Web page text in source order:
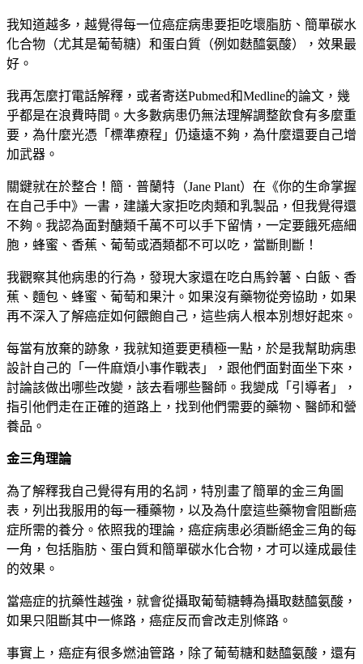
我知道越多，越覺得每一位癌症病患要拒吃壞脂肪、簡單碳水
化合物（尤其是葡萄糖）和蛋白質（例如麩醯氨酸），效果最
好。
我再怎麼打電話解釋，或者寄送Pubmed和Medline的論文，幾
乎都是在浪費時間。大多數病患仍無法理解調整飲食有多麼重
要，為什麼光憑「標準療程」仍遠遠不夠，為什麼還要自己增
加武器。
關鍵就在於整合！簡．普蘭特（Jane Plant）在《你的生命掌握
在自己手中》一書，建議大家拒吃肉類和乳製品，但我覺得還
不夠。我認為面對醣類千萬不可以手下留情，一定要餓死癌細
胞，蜂蜜、香蕉、葡萄或酒類都不可以吃，當斷則斷！
我觀察其他病患的行為，發現大家還在吃白馬鈴薯、白飯、香
蕉、麵包、蜂蜜、葡萄和果汁。如果沒有藥物從旁協助，如果
再不深入了解癌症如何餵飽自己，這些病人根本別想好起來。
每當有放棄的跡象，我就知道要更積極一點，於是我幫助病患
設計自己的「一件麻煩小事作戰表」，跟他們面對面坐下來，
討論該做出哪些改變，該去看哪些醫師。我變成「引導者」，
指引他們走在正確的道路上，找到他們需要的藥物、醫師和營
養品。
金三角理論
為了解釋我自己覺得有用的名詞，特別畫了簡單的金三角圖
表，列出我服用的每一種藥物，以及為什麼這些藥物會阻斷癌
症所需的養分。依照我的理論，癌症病患必須斷絕金三角的每
一角，包括脂肪、蛋白質和簡單碳水化合物，才可以達成最佳
的效果。
當癌症的抗藥性越強，就會從攝取葡萄糖轉為攝取麩醯氨酸，
如果只阻斷其中一條路，癌症反而會改走別條路。
事實上，癌症有很多燃油管路，除了葡萄糖和麩醯氨酸，還有